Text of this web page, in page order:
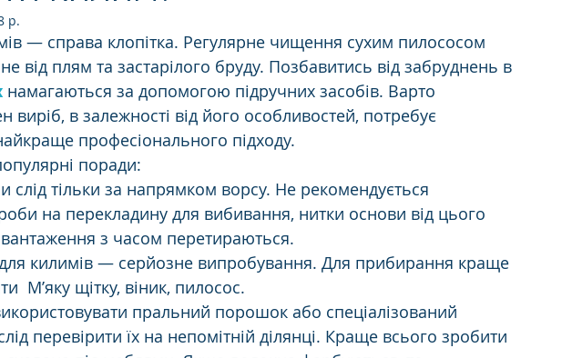
р.
від плям та застарілого бруду. Позбавитись від забруднень в
намагаються за допомогою підручних засобів. Варто
виріб, в залежності від його особливостей, потребує
професіонального підходу.
поради:
слід тільки за напрямком ворсу. Не рекомендується
на перекладину для вибивання, нитки основи від цього
з часом перетираються.
килимів — серйозне випробування. Для прибирання краще
М’яку щітку, віник, пилосос.
пральний порошок або спеціалізований
перевірити їх на непомітній ділянці. Краще всього зробити